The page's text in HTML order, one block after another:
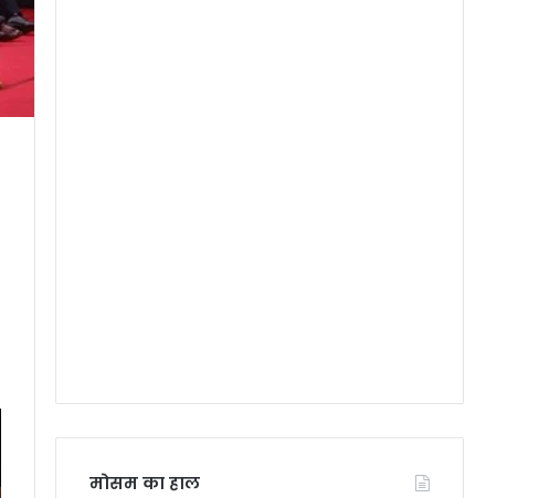
मोसम का हाल